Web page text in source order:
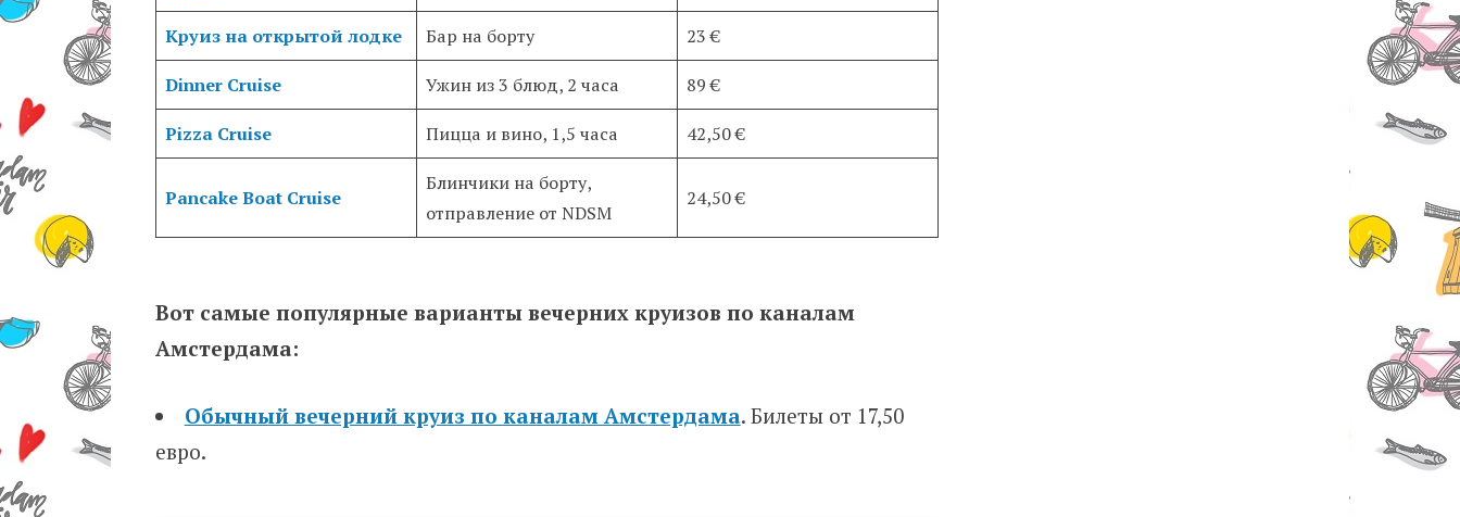
Круиз на открытой лодке Бар на борту 23 €
Dinner Cruise Ужин из 3 блюд, 2 часа 89 €
Pizza Cruise Пицца и вино, 1,5 часа 42,50 €
Pancake Boat Cruise
Блинчики на борту,
отправление от NDSM
24,50 €
Вот самые популярные варианты вечерних круизов по каналам
Амстердама:
Обычный вечерний круиз по каналам Амстердама. Билеты от 17,50
евро.